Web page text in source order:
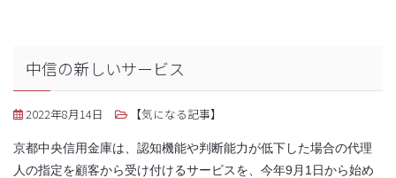
中信の新しいサービス
2022年8月14日 【気になる記事】
京都中央信用金庫は、認知機能や判断能力が低下した場合の代理
人の指定を顧客から受け付けるサービスを、今年9月1日から始め